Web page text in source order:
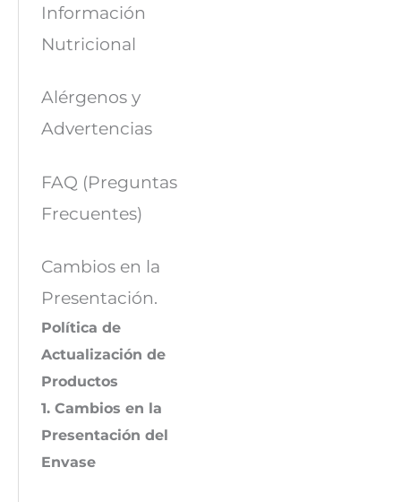
Información
Nutricional
Alérgenos y
Advertencias
FAQ (Preguntas
Frecuentes)
Cambios en la
Presentación.
Política de
Actualización de
Productos
1. Cambios en la
Presentación del
Envase